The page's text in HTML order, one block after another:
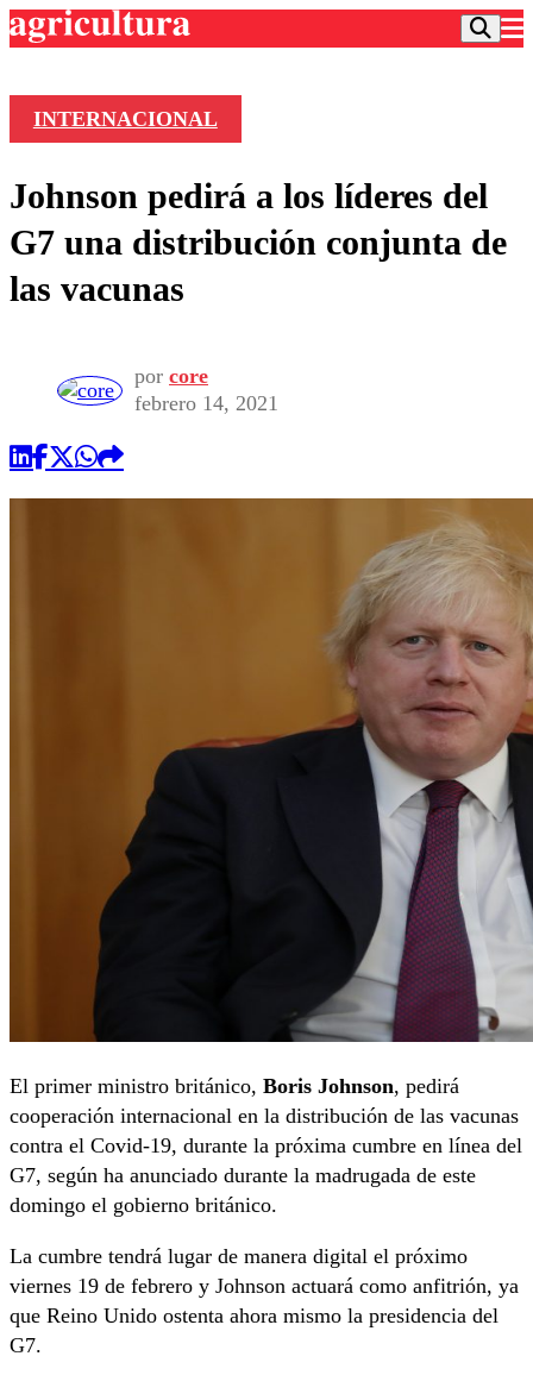
Frecuencias
Agricultura TV
Deportes
Colo Colo
Seleccion Chilena
Entretención
Economía
Publicaciones en medios
Opinión
INTERNACIONAL
Johnson pedirá a los líderes del
G7 una distribución conjunta de
las vacunas
por core
febrero 14, 2021
El primer ministro británico, Boris Johnson, pedirá
cooperación internacional en la distribución de las vacunas
contra el Covid-19, durante la próxima cumbre en línea del
G7, según ha anunciado durante la madrugada de este
domingo el gobierno británico.
La cumbre tendrá lugar de manera digital el próximo
viernes 19 de febrero y Johnson actuará como anfitrión, ya
que Reino Unido ostenta ahora mismo la presidencia del
G7.